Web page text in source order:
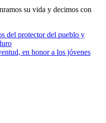
su vida y decimos con
del protector del pueblo y
en honor a los jóvenes